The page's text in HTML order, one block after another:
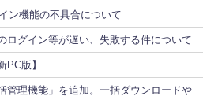
ン機能の不具合について
ログイン等が遅い、失敗する件について
PC版】
管理機能」を追加。一括ダウンロードや